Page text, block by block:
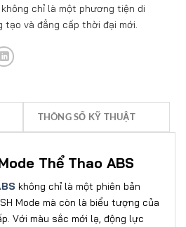
chỉ là một phương tiện di
tạo và đẳng cấp thời đại mới.
THÔNG SỐ KỸ THUẬT
Thể Thao ABS
không chỉ là một phiên bản
Mode mà còn là biểu tượng của
Với màu sắc mới lạ, động lực